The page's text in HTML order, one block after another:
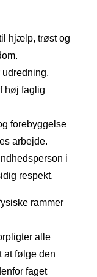
hjælp, trøst og
høj faglig
forebyggelse
arbejde.
i
respekt.
rammer
alle
at følge den
faget